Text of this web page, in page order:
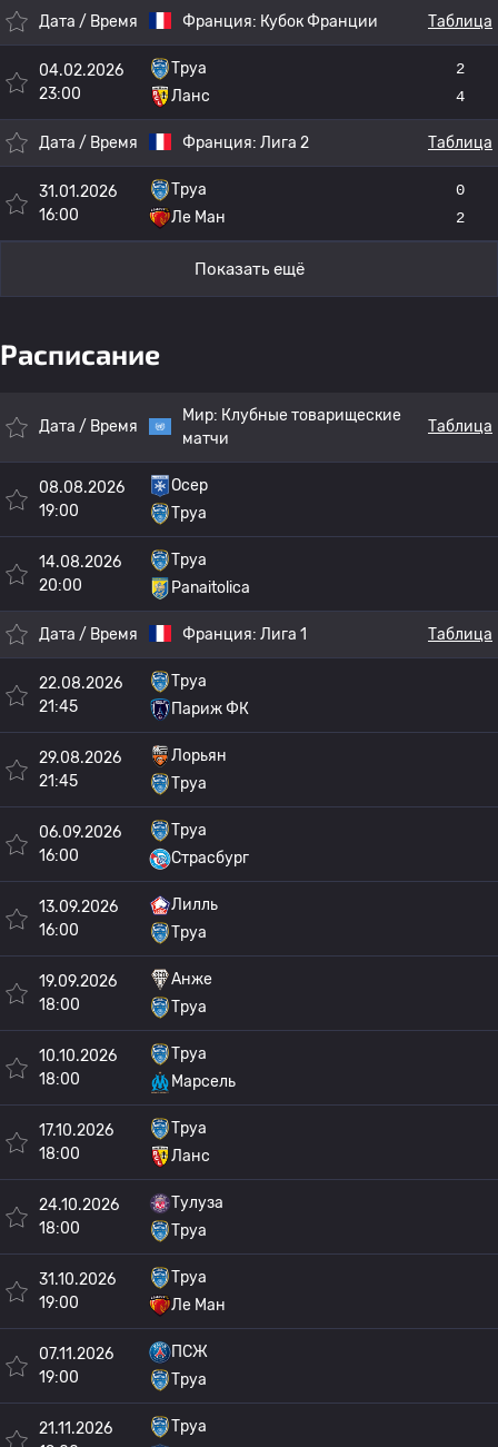
Дата / Время Франция: Кубок Франции Таблица
04.02.2026
23:00
Труа
Ланс
2
4
Дата / Время Франция: Лига 2 Таблица
31.01.2026
16:00
Труа
Ле Ман
0
2
Показать ещё
Расписание
Дата / Время
Мир: Клубные товарищеские
матчи
Таблица
08.08.2026
19:00
Осер
Труа
14.08.2026
20:00
Труа
Panaitolica
Дата / Время Франция: Лига 1 Таблица
22.08.2026
21:45
Труа
Париж ФК
29.08.2026
21:45
Лорьян
Труа
06.09.2026
16:00
Труа
Страсбург
13.09.2026
16:00
Лилль
Труа
19.09.2026
18:00
Анже
Труа
10.10.2026
18:00
Труа
Марсель
17.10.2026
18:00
Труа
Ланс
24.10.2026
18:00
Тулуза
Труа
31.10.2026
19:00
Труа
Ле Ман
07.11.2026
19:00
ПСЖ
Труа
21.11.2026
Труа